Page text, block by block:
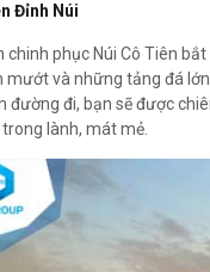
Đỉnh Núi
chinh phục Núi Cô Tiên
mướt và những tảng đá
đường đi, bạn sẽ được
trong lành, mát mẻ.